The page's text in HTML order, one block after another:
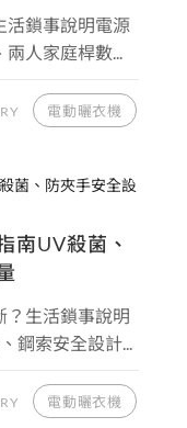
活鎖事說明電源
人家庭桿數...
電動曬衣機
南UV殺菌、
？生活鎖事說明
鋼索安全設計...
電動曬衣機